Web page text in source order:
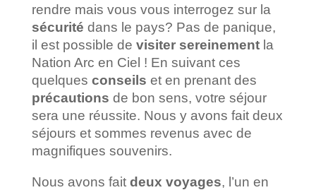
rendre mais vous vous interrogez sur la
sécurité dans le pays? Pas de panique,
il est possible de visiter sereinementla
Nation Arc en Ciel ! En suivant ces
quelques conseils et en prenant des
précautions de bon sens, votre séjour
sera une réussite. Nous y avons fait deux
séjours et sommes revenus avec de
magnifiques souvenirs.
Nous avons fait deux voyages, l’un en